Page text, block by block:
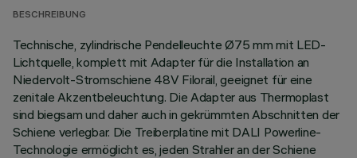
BESCHREIBUNG
Technische, zylindrische Pendelleuchte Ø75 mm mit LED-
Lichtquelle, komplett mit Adapter für die Installation an
Niedervolt-Stromschiene 48V Filorail, geeignet für eine
zenitale Akzentbeleuchtung. Die Adapter aus Thermoplast
sind biegsam und daher auch in gekrümmten Abschnitten der
Schiene verlegbar. Die Treiberplatine mit DALI Powerline-
Technologie ermöglicht es, jeden Strahler an der Schiene